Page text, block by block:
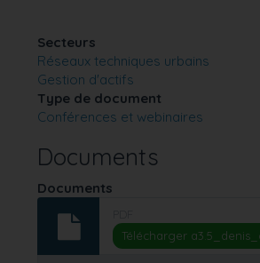
Secteurs
Réseaux techniques urbains
Gestion d'actifs
Type de document
Conférences et webinaires
Documents
Documents
Télécharger